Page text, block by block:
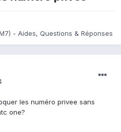
- Aides, Questions & Réponses
les numéro privee sans
one?